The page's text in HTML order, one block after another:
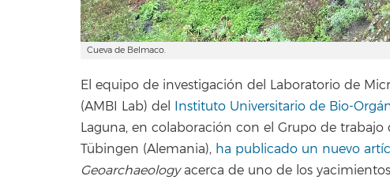
Cueva de Belmaco.
El equipo de investigación del Laboratorio de
(AMBI Lab) del Instituto Universitario de Bio-
Laguna, en colaboración con el Grupo de
Tübingen (Alemania), ha publicado un nuevo
Geoarchaeologyacerca de uno de los